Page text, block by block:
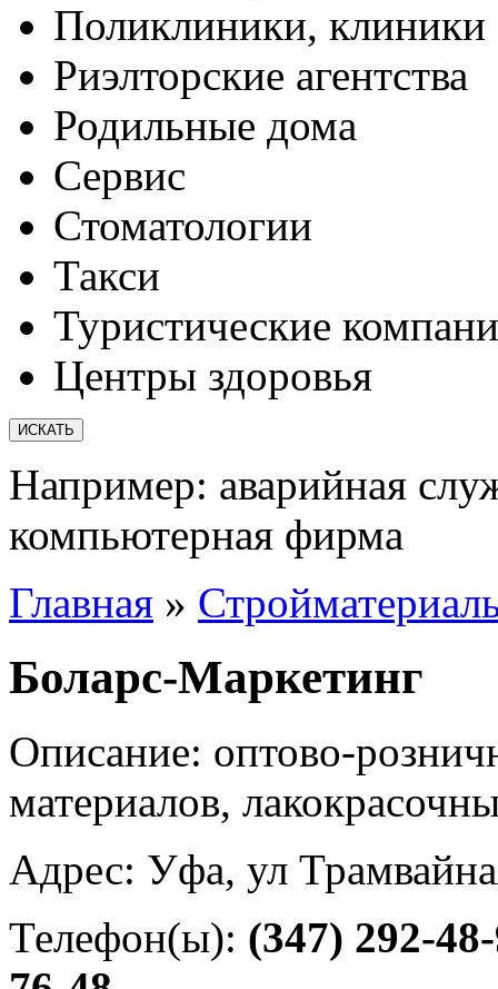
Поликлиники, клиники
Риэлторские агентства
Родильные дома
Сервис
Стоматологии
Такси
Туристические
Центры здоровья
Например: аварийная
компьютерная фирма
Главная »
Боларс-Маркетинг
Описание: оптово-
материалов,
Адрес: Уфа, ул
Телефон(ы): (347) 292-